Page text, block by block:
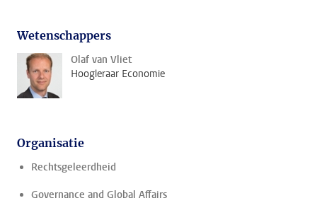
Wetenschappers
Olaf van Vliet
Hoogleraar Economie
Organisatie
Rechtsgeleerdheid
Governance and Global Affairs